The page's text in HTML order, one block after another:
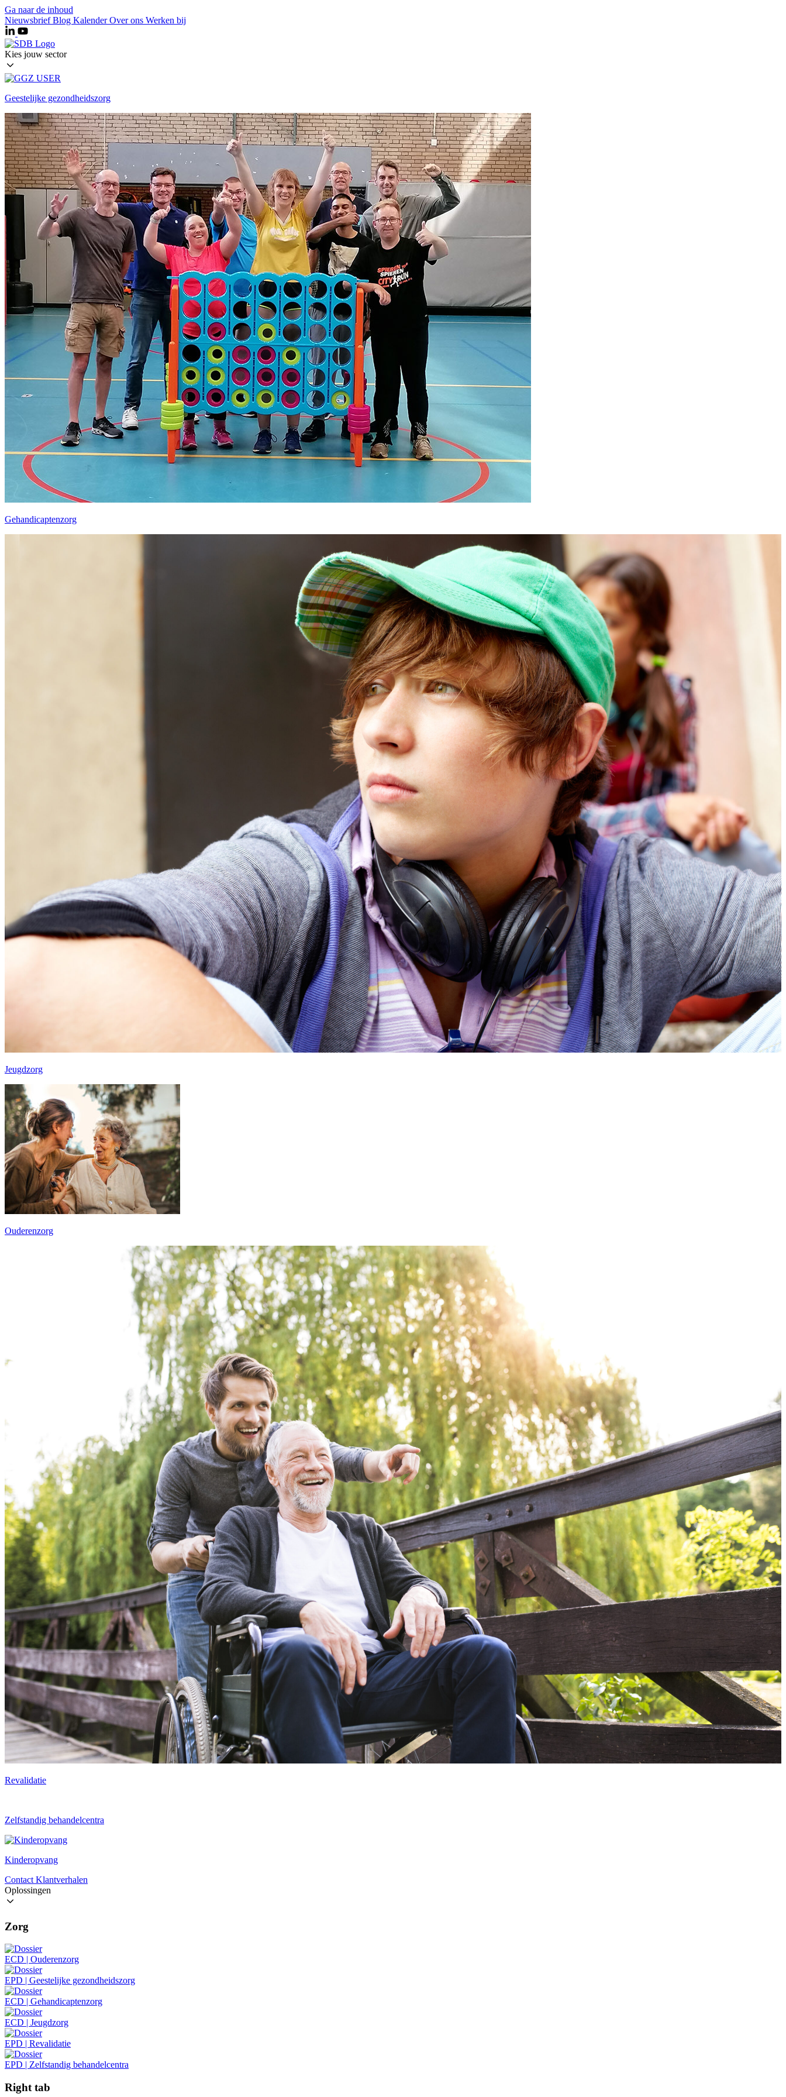
Ga naar de inhoud
NieuwsbriefBlog KalenderOver ons Werken bij
Kies jouw sector
Geestelijke gezondheidszorg
Gehandicaptenzorg
Jeugdzorg
Ouderenzorg
Revalidatie
Zelfstandig behandelcentra
Kinderopvang
Contact Klantverhalen
Oplossingen
Zorg
ECD | Ouderenzorg
EPD | Geestelijke gezondheidszorg
ECD | Gehandicaptenzorg
ECD | Jeugdzorg
EPD | Revalidatie
EPD | Zelfstandig behandelcentra
Right tab